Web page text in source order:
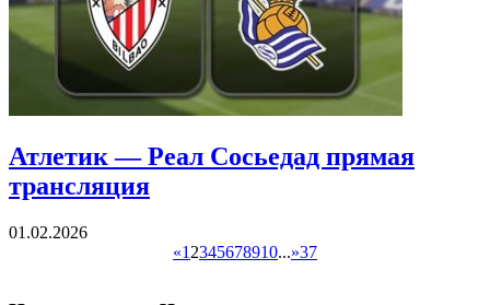
Атлетик — Реал Сосьедад прямая
трансляция
01.02.2026
«1 2345678910...»37